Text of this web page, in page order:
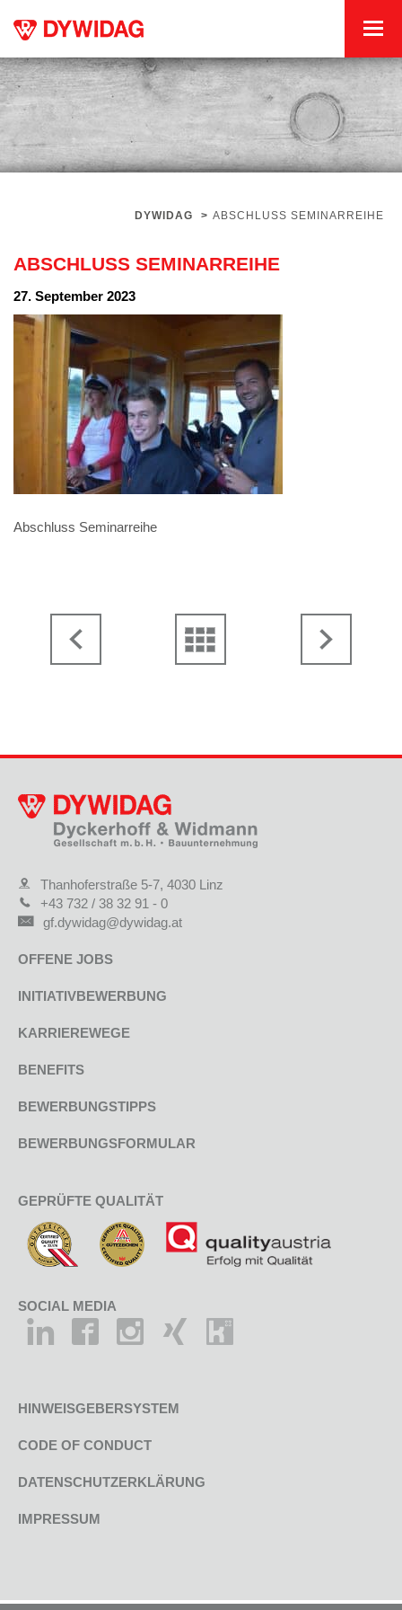
DYWIDAG > ABSCHLUSS SEMINARREIHE
ABSCHLUSS SEMINARREIHE
27. September 2023
Abschluss Seminarreihe
Thanhoferstraße 5-7, 4030 Linz
+43 732 / 38 32 91 - 0
gf.dywidag@dywidag.at
OFFENE JOBS
INITIATIVBEWERBUNG
KARRIEREWEGE
BENEFITS
BEWERBUNGSTIPPS
BEWERBUNGSFORMULAR
GEPRÜFTE QUALITÄT
SOCIAL MEDIA
HINWEISGEBERSYSTEM
CODE OF CONDUCT
DATENSCHUTZERKLÄRUNG
IMPRESSUM